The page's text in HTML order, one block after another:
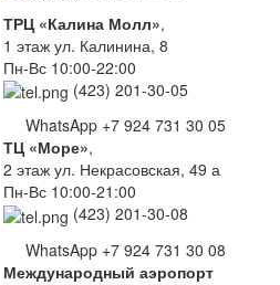
ТРЦ «Калина Молл»,
1 этаж ул. Калинина, 8
Пн-Вс 10:00-22:00
(423) 201-30-05
WhatsApp +7 924 731 30 05
ТЦ «Море»,
2 этаж ул. Некрасовская, 49 а
Пн-Вс 10:00-21:00
(423) 201-30-08
WhatsApp +7 924 731 30 08
Международный аэропорт